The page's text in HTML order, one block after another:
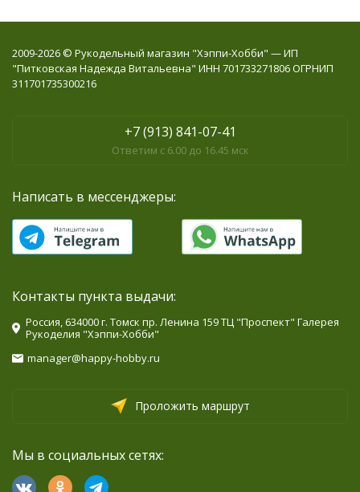
2009-2026 © Рукодельный магазин "Хэппи-Хобби" — ИП
"Питковская Надежда Витальевна" ИНН 701733271806 ОГРНИП
311701735300216
+7 (913) 841-07-41
Ответим с 6.00 до 16.45 мск
Написать в мессенджеры:
Контакты пункта выдачи:
Россия, 634000 г. Томск пр. Ленина 159 ТЦ "Проспект" Галерея
Рукоделия "Хэппи-Хобби"
manager@happy-hobby.ru
Проложить маршрут
Мы в социальных сетях: